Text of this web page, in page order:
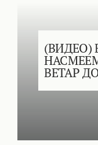
(ВИДЕО)
ВЕТАР